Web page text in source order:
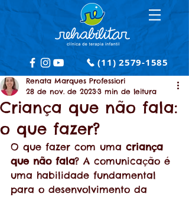
(11) 2579-1585
Criança que não fala:
o que fazer?
Renata Marques Professiori
28 de nov. de 20233 min de leitura
O que fazer com uma criança
que não fala? A comunicação é
uma habilidade fundamental
para o desenvolvimento da